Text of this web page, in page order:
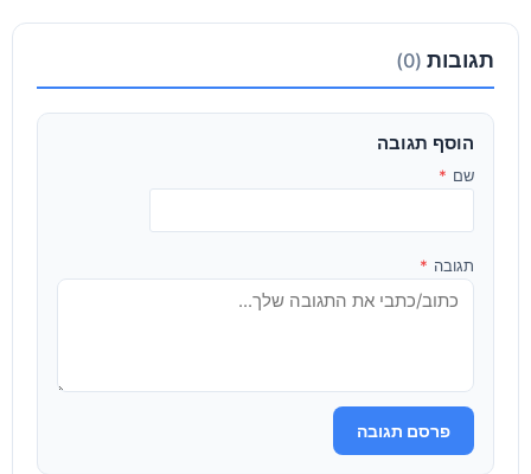
תגובות (0)
הוסף תגובה
שם *
תגובה *
פרסם תגובה